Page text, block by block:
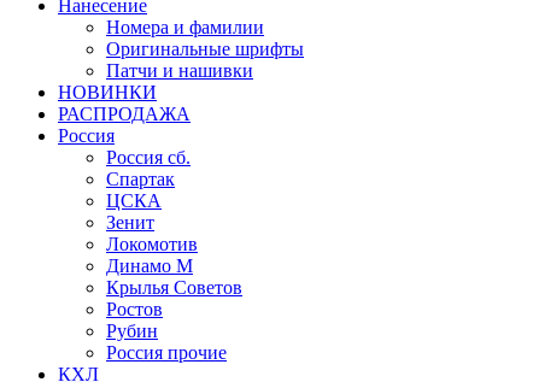
Нанесение
Номера и фамилии
Оригинальные шрифты
Патчи и нашивки
НОВИНКИ
РАСПРОДАЖА
Россия
Россия сб.
Спартак
ЦСКА
Зенит
Локомотив
Динамо М
Крылья Советов
Ростов
Рубин
Россия прочие
КХЛ